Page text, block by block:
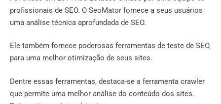
profissionais de SEO. O SeoMator fornece a seus usuários
uma análise técnica aprofundada de SEO.
Ele também fornece poderosas ferramentas de teste de SEO,
para uma melhor otimização de seus sites.
Dentre essas ferramentas, destaca-se a ferramenta crawler
que permite uma melhor análise do conteúdo dos sites.